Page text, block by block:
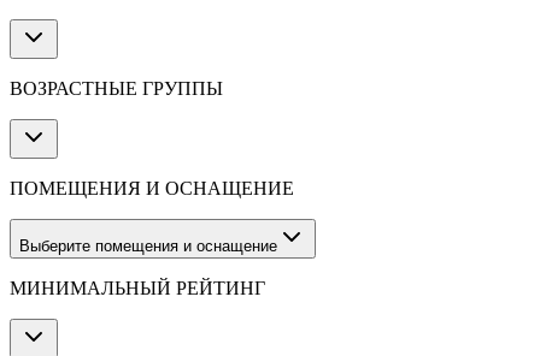
ВОЗРАСТНЫЕ ГРУППЫ
ПОМЕЩЕНИЯ И ОСНАЩЕНИЕ
Выберите помещения и оснащение
МИНИМАЛЬНЫЙ РЕЙТИНГ